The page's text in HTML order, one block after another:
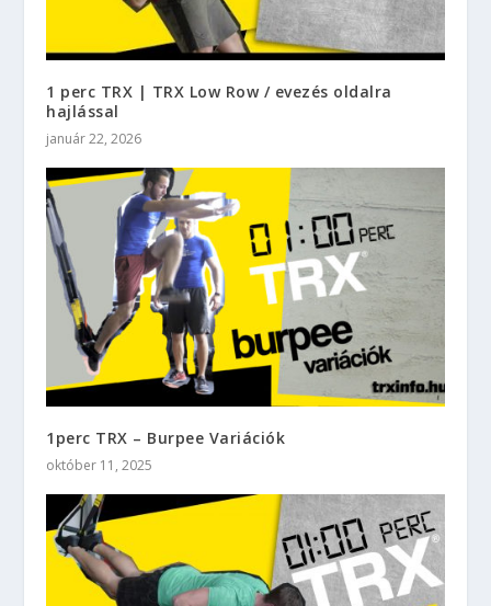
1 perc TRX | TRX Low Row / evezés oldalra
hajlással
január 22, 2026
1perc TRX – Burpee Variációk
október 11, 2025